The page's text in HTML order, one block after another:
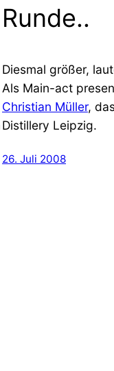
Runde..
Diesmal größer,
Als Main-act
Christian Müller,
Distillery Leipzig.
26. Juli 2008